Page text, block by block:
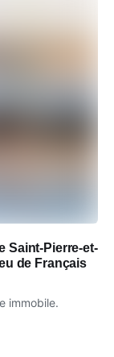
Saint-Pierre-et-
de Français
immobile.